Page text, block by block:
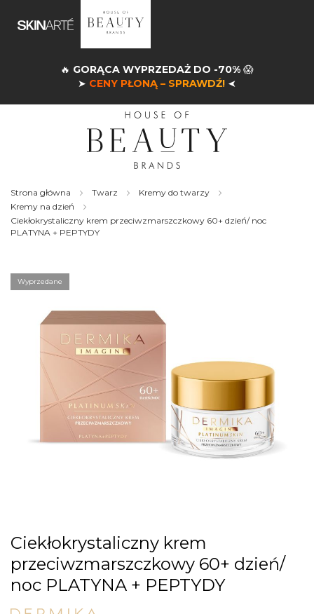
🔥 GORĄCA WYPRZEDAŻ DO -70% 😱
➤ CENY PŁONĄ – SPRAWDŹ! ➤
Strona główna Twarz
Kremy do twarzy
Kremy na dzień
Ciekłokrystaliczny krem przeciwzmarszczkowy 60+ dzień/ noc
PLATYNA + PEPTYDY
the
end
images
Wyprzedane
Skip
to
the
beginning
of
the
Ciekłokrystaliczny krem
przeciwzmarszczkowy 60+ dzień/
noc PLATYNA + PEPTYDY